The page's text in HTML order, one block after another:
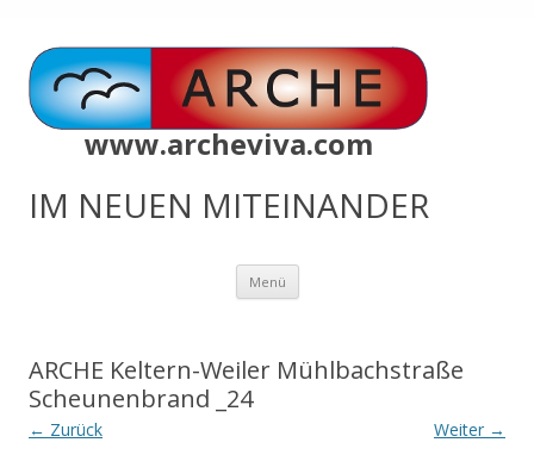
www.archeviva.com
IM NEUEN MITEINANDER
Menü Zum
springen
ARCHE Keltern-Weiler Mühlbachstraße
Scheunenbrand _24
← Zurück Weiter →